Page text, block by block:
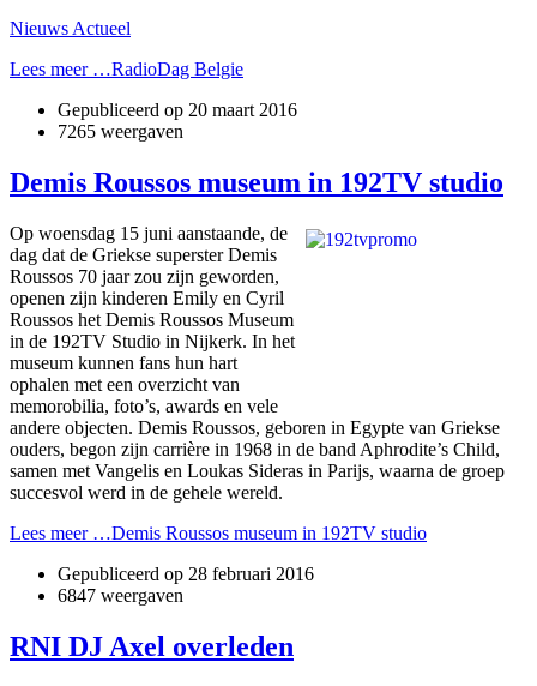
Nieuws Actueel
Lees meer …RadioDag Belgie
Gepubliceerd op 20 maart 2016
7265 weergaven
Demis Roussos museum in 192TV studio
Op woensdag 15 juni aanstaande, de
dag dat de Griekse superster Demis
Roussos 70 jaar zou zijn geworden,
openen zijn kinderen Emily en Cyril
Roussos het Demis Roussos Museum
in de 192TV Studio in Nijkerk. In het
museum kunnen fans hun hart
ophalen met een overzicht van
memorobilia, foto’s, awards en vele
andere objecten. Demis Roussos, geboren in Egypte van Griekse
ouders, begon zijn carrière in 1968 in de band Aphrodite’s Child,
samen met Vangelis en Loukas Sideras in Parijs, waarna de groep
succesvol werd in de gehele wereld.
Lees meer …Demis Roussos museum in 192TV studio
Gepubliceerd op 28 februari 2016
6847 weergaven
RNI DJ Axel overleden